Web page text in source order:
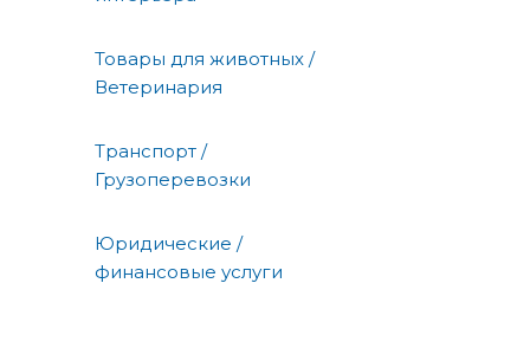
Товары для животных /
Ветеринария
Транспорт /
Грузоперевозки
Юридические /
финансовые услуги